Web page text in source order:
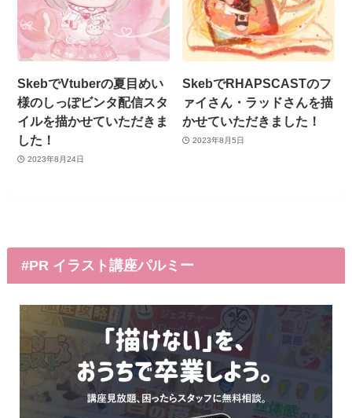
SkebでVtuberの夏目めい
様のしっぽビンタ配信スタ
イルを描かせていただきま
した！
2023年8月24日
SkebでRHAPSCASTのフ
ァイさん・ラッドさんを描
かせていただきました！
2023年8月5日
#PR イラスト講座パルミー